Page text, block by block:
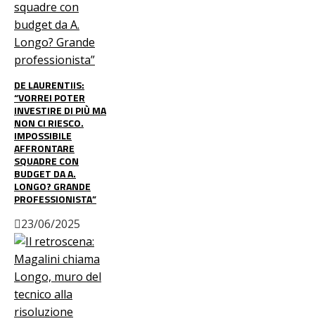
DE LAURENTIIS:
“VORREI POTER
INVESTIRE DI PIÙ MA
NON CI RIESCO.
IMPOSSIBILE
AFFRONTARE
SQUADRE CON
BUDGET DA A.
LONGO? GRANDE
PROFESSIONISTA”
23/06/2025